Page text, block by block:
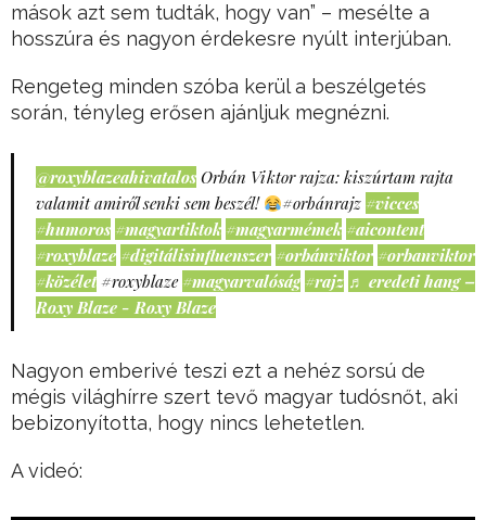
mások azt sem tudták, hogy van” – mesélte a
hosszúra és nagyon érdekesre nyúlt interjúban.
Rengeteg minden szóba kerül a beszélgetés
során, tényleg erősen ajánljuk megnézni.
@roxyblazeahivatalos Orbán Viktor rajza: kiszúrtam rajta
valamit amiről senki sem beszél!
#orbánrajz #vicces
#humoros #magyartiktok #magyarmémek #aicontent
#roxyblaze #digitálisinfluenszer #orbánviktor #orbanviktor
#közélet #roxyblaze #magyarvalóság #rajz ♬ eredeti hang –
Roxy Blaze - Roxy Blaze
Nagyon emberivé teszi ezt a nehéz sorsú de
mégis világhírre szert tevő magyar tudósnőt, aki
bebizonyította, hogy nincs lehetetlen.
A videó: